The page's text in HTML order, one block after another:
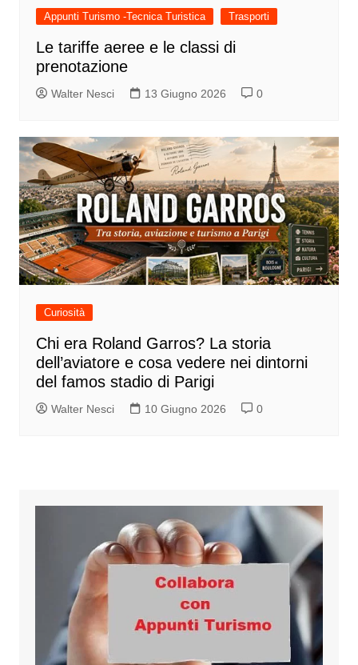
Appunti Turismo -Tecnica Turistica Trasporti
Le tariffe aeree e le classi di
prenotazione
Walter Nesci 13 Giugno 2026 0
Curiosità
Chi era Roland Garros? La storia
dell’aviatore e cosa vedere nei dintorni
del famos stadio di Parigi
Walter Nesci 10 Giugno 2026 0